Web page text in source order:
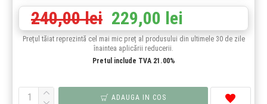
229,00 lei
240,00 lei
Prețul tăiat reprezintă cel mai mic preț al produsului din ultimele 30 de zile
înaintea aplicării reducerii.
Pretul include TVA 21.00%
ADAUGA IN COS